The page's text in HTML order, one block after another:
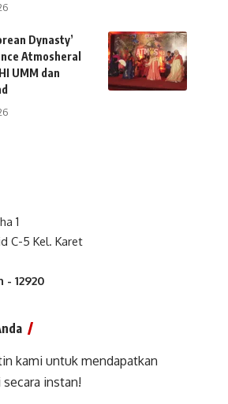
Dynasty’
Atmosheral
UMM dan
1
C-5 Kel. Karet
12920
kami untuk mendapatkan
instan!